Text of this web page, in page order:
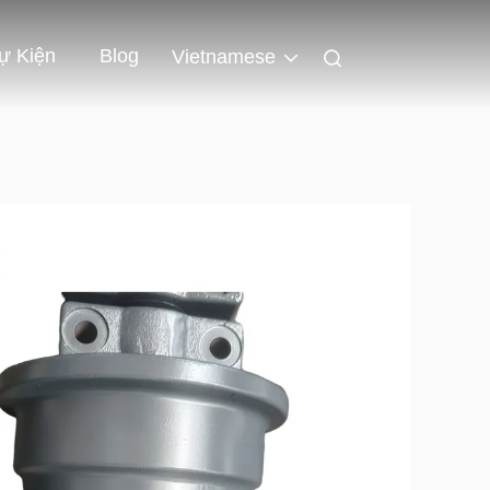
Kiện Blog Vietnamese